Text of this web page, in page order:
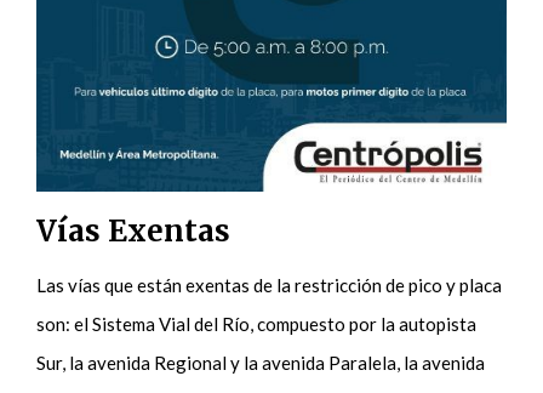
Vías Exentas
Las vías que están exentas de la restricción de pico y placa
son: el Sistema Vial del Río, compuesto por la autopista
Sur, la avenida Regional y la avenida Paralela, la avenida